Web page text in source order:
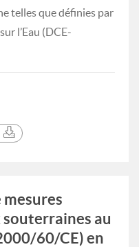
telles que définies par
l’Eau (DCE-
mesures
au
60/CE) en